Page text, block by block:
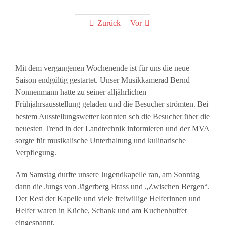
Zurück Vor
Mit dem vergangenen Wochenende ist für uns die neue
Saison endgültig gestartet. Unser Musikkamerad Bernd
Nonnenmann hatte zu seiner alljährlichen
Frühjahrsausstellung geladen und die Besucher strömten. Bei
bestem Ausstellungswetter konnten sch die Besucher über die
neuesten Trend in der Landtechnik informieren und der MVA
sorgte für musikalische Unterhaltung und kulinarische
Verpflegung.
Am Samstag durfte unsere Jugendkapelle ran, am Sonntag
dann die Jungs von Jägerberg Brass und „Zwischen Bergen“.
Der Rest der Kapelle und viele freiwillige Helferinnen und
Helfer waren in Küche, Schank und am Kuchenbuffet
eingespannt.